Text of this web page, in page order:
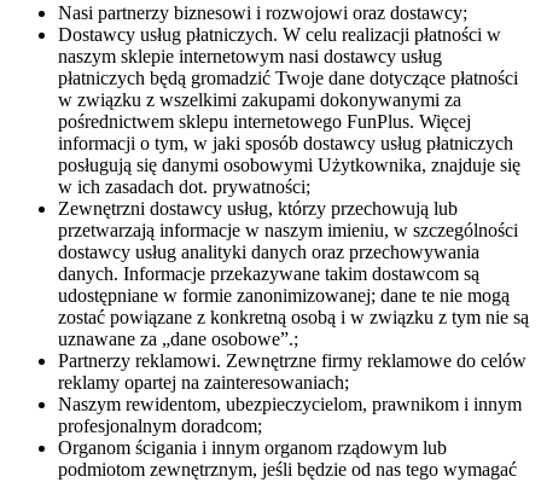
Nasi partnerzy biznesowi i rozwojowi oraz dostawcy;
Dostawcy usług płatniczych. W celu realizacji płatności w
naszym sklepie internetowym nasi dostawcy usług
płatniczych będą gromadzić Twoje dane dotyczące płatności
w związku z wszelkimi zakupami dokonywanymi za
pośrednictwem sklepu internetowego FunPlus. Więcej
informacji o tym, w jaki sposób dostawcy usług płatniczych
posługują się danymi osobowymi Użytkownika, znajduje się
w ich zasadach dot. prywatności;
Zewnętrzni dostawcy usług, którzy przechowują lub
przetwarzają informacje w naszym imieniu, w szczególności
dostawcy usług analityki danych oraz przechowywania
danych. Informacje przekazywane takim dostawcom są
udostępniane w formie zanonimizowanej; dane te nie mogą
zostać powiązane z konkretną osobą i w związku z tym nie są
uznawane za „dane osobowe”.;
Partnerzy reklamowi. Zewnętrzne firmy reklamowe do celów
reklamy opartej na zainteresowaniach;
Naszym rewidentom, ubezpieczycielom, prawnikom i innym
profesjonalnym doradcom;
Organom ścigania i innym organom rządowym lub
podmiotom zewnętrznym, jeśli będzie od nas tego wymagać